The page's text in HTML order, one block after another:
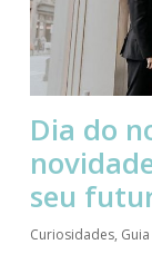
Dia do
seu
Curiosidades,